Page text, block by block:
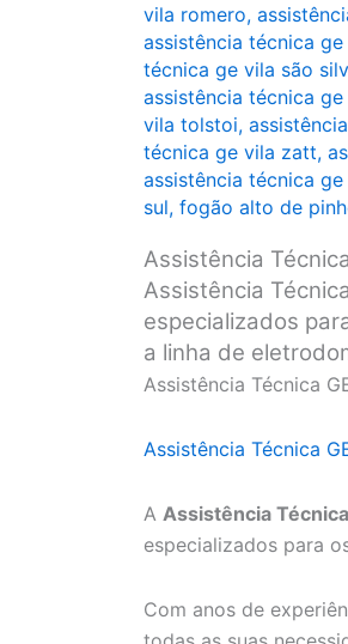
vila romero,
assistência técnica
técnica ge vila são
assistência técnica ge
vila tolstoi,
técnica ge vila zatt,
assistência técnica
sul, fogão alto de
Assistência
Assistência
especializados
a linha de
Assistência Técnica
Assistência Técnica
A Assistência
especializados para
Com anos de